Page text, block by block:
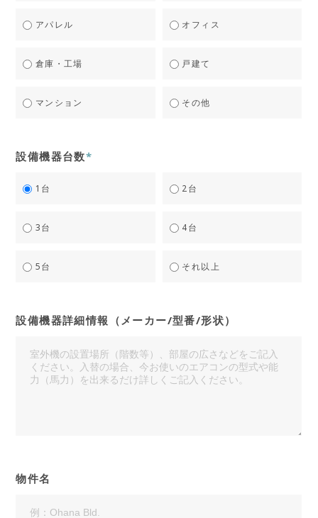
アパレル オフィス
倉庫・工場 戸建て
マンション その他
設備機器台数*
1台 2台
3台 4台
5台 それ以上
設備機器詳細情報（メーカー/型番/形状）
物件名